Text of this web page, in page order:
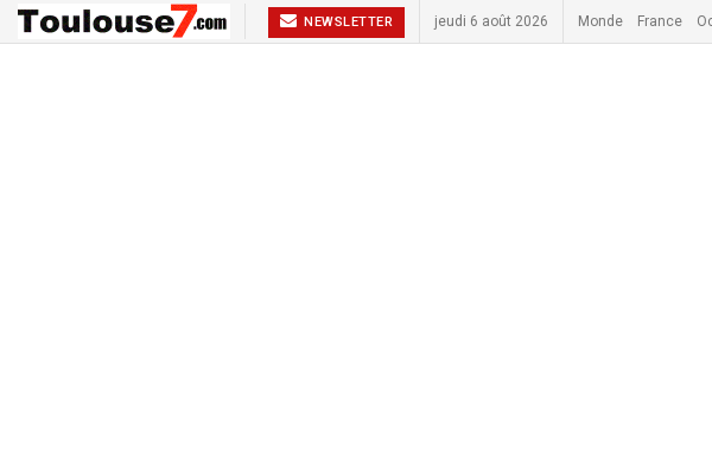
NEWSLETTER jeudi 6 août 2026 Monde France